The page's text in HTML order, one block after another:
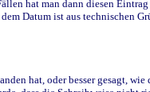
hat man dann diesen
Datum ist aus technischen
hat, oder besser gesagt, wie